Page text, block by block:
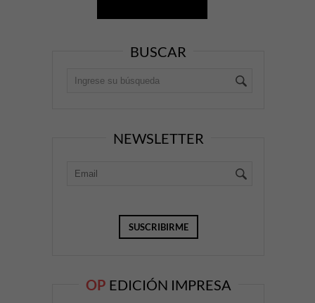
BUSCAR
NEWSLETTER
OP EDICIÓN IMPRESA